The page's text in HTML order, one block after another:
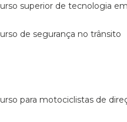
curso superior de tecnologia
curso de segurança no trânsito
curso para motociclistas de